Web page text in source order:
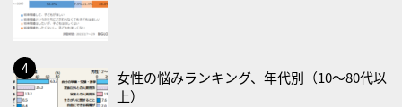
2026/08/25(火)
・いたわり肌の日
2026/08/26(水)
・風呂の日
女性の悩みランキング、年代別（10〜80代以
上）